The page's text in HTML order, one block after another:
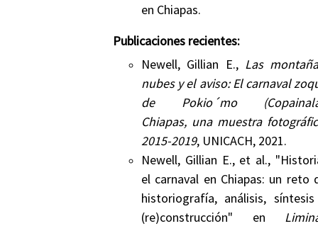
en Chiapas.
Publicaciones recientes:
Newell, Gillian E., Las
nubes y el aviso: El carnaval
de Pokio´mo
Chiapas, una muestra
2015-2019, UNICACH, 2021.
Newell, Gillian E., et al.,
el carnaval en Chiapas: un reto
historiografía, análisis,
(re)construcción" en